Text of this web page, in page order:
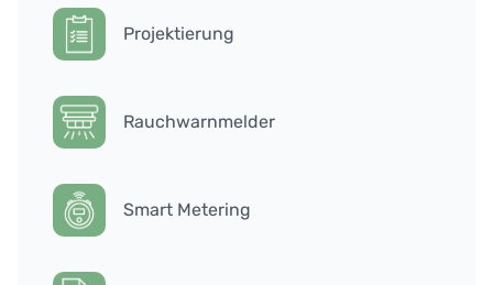
Projektierung
Rauchwarnmelder
Smart Metering